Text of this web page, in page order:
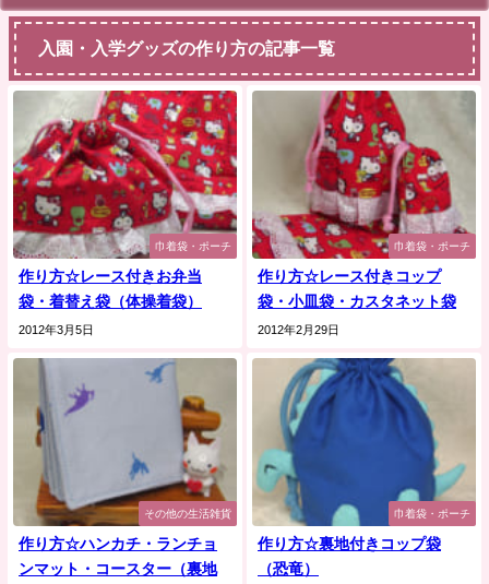
入園・入学グッズの作り方の記事一覧
巾着袋・ポーチ
作り方☆レース付きお弁当
袋・着替え袋（体操着袋）
2012年3月5日
巾着袋・ポーチ
作り方☆レース付きコップ
袋・小皿袋・カスタネット袋
2012年2月29日
その他の生活雑貨
作り方☆ハンカチ・ランチョ
ンマット・コースター（裏地
巾着袋・ポーチ
作り方☆裏地付きコップ袋
（恐竜）